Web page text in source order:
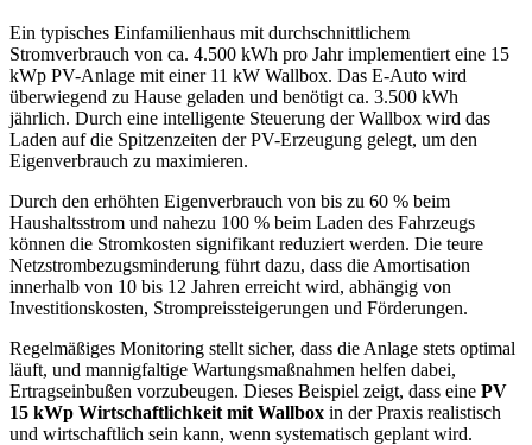
Ein typisches Einfamilienhaus mit durchschnittlichem
Stromverbrauch von ca. 4.500 kWh pro Jahr implementiert eine 15
kWp PV-Anlage mit einer 11 kW Wallbox. Das E-Auto wird
überwiegend zu Hause geladen und benötigt ca. 3.500 kWh
jährlich. Durch eine intelligente Steuerung der Wallbox wird das
Laden auf die Spitzenzeiten der PV-Erzeugung gelegt, um den
Eigenverbrauch zu maximieren.
Durch den erhöhten Eigenverbrauch von bis zu 60 % beim
Haushaltsstrom und nahezu 100 % beim Laden des Fahrzeugs
können die Stromkosten signifikant reduziert werden. Die teure
Netzstrombezugsminderung führt dazu, dass die Amortisation
innerhalb von 10 bis 12 Jahren erreicht wird, abhängig von
Investitionskosten, Strompreissteigerungen und Förderungen.
Regelmäßiges Monitoring stellt sicher, dass die Anlage stets optimal
läuft, und mannigfaltige Wartungsmaßnahmen helfen dabei,
Ertragseinbußen vorzubeugen. Dieses Beispiel zeigt, dass eine PV
15 kWp Wirtschaftlichkeit mit Wallbox in der Praxis realistisch
und wirtschaftlich sein kann, wenn systematisch geplant wird.